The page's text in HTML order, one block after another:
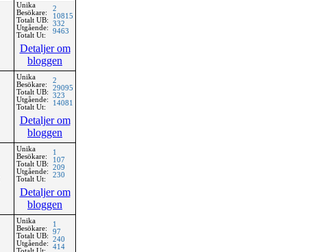
Unika
Besökare:
Totalt UB:
Utgående:
Totalt Ut:
2
10815
332
9463
Detaljer om
bloggen
Unika
Besökare:
Totalt UB:
Utgående:
Totalt Ut:
2
29095
323
14081
Detaljer om
bloggen
Unika
Besökare:
Totalt UB:
Utgående:
Totalt Ut:
1
107
209
230
Detaljer om
bloggen
Unika
Besökare:
Totalt UB:
Utgående:
1
97
240
414